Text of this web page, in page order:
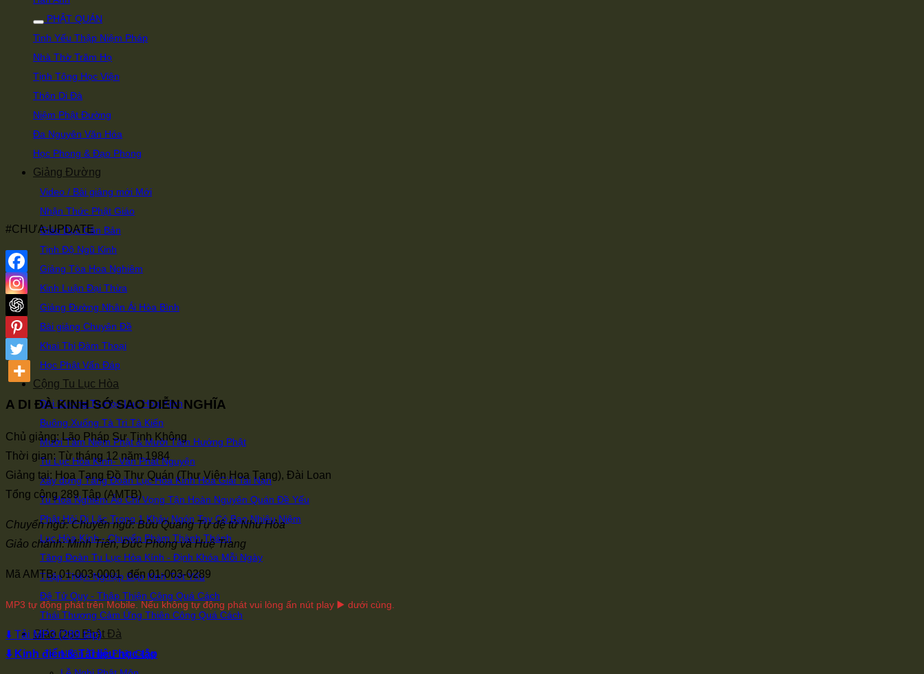
PHẬT QUÁN
Tinh Yếu Thập Niệm Pháp
Nhà Thờ Trăm Họ
Tịnh Tông Học Viện
Thôn Di Đà
Niệm Phật Đường
Đa Nguyên Văn Hóa
Học Phong & Đạo Phong
Giảng Đường
Video / Bài giảng mới
Nhận Thức Phật Giáo
Giáo Dục Căn Bản
Tịnh Độ Ngũ Kinh
Giảng Tòa Hoa Nghiêm
Kinh Luận Đại Thừa
Giảng Đường Nhân Ái Hòa Bình
Bài giảng Chuyên Đề
Khai Thị Đàm Thoại
Học Phật Vấn Đáp
Cộng Tu Lục Hòa
Đại Cương Tu Học Lục Hòa Kính
Buông Xuống Tà Tri Tà Kiến
Mười Tâm Niệm Phật & Mười Tâm Hướng Phật
Tu Lục Hòa Kính- Văn Phát Nguyện
Xây dựng Tăng Đoàn Lục Hòa Kính Hóa Giải Tai Nạn
Tu Hoa Nghiêm Áo Chỉ Vọng Tận Hoàn Nguyên Quán Đề Yếu
Phật Hỏi Di Lặc Trong 1 Khảy Ngón Tay Có Bao Nhiêu Niệm
Lục Hòa Kính - Chuyển Phàm Thành Thánh
Tăng Đoàn Tu Lục Hòa Kính - Định Khóa Mỗi Ngày
Thập Thiện Nghiệp Đạo Kinh Tiết Yếu
Đệ Tử Quy - Thập Thiện Công Quá Cách
Thái Thượng Cảm Ứng Thiên Công Quá Cách
Giáo Dục Phật Đà
Nhận Thức Phật Giáo
#CHƯA-UPDATE
A DI ĐÀ KINH SỚ SAO DIỄN NGHĨA
Chủ giảng: Lão Pháp Sư Tịnh Không
Thời gian: Từ tháng 12 năm 1984
Giảng tại: Hoa Tạng Đồ Thư Quán (Thư Viện Hoa Tạng), Đài Loan
Tổng cộng 289 Tập (AMTB)
Chuyển ngữ: Chuyển ngữ: Bửu Quang Tự đệ tử Như Hòa
Giảo chánh: Minh Tiến, Đức Phong và Huệ Trang
Mã AMTB: 01-003-0001 đến 01-003-0289
MP3 tự động phát trên Mobile. Nếu không tự động phát vui lòng ấn nút play ▶️ dưới cùng.
⬇️ Tải MP3 (289 tập)
⬇️ Kinh điển & Tài liệu học tập